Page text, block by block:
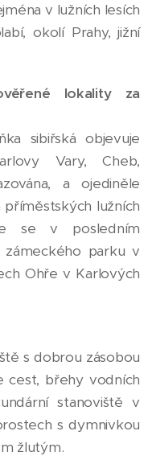
v lužních lesích
okolí Prahy, jižní
lokality za
sibiřská objevuje
Vary, Cheb,
a ojediněle
lužních
se v posledním
parku v
Ohře v Karlových
s dobrou zásobou
cest, břehy vodních
stanoviště v
s dymnivkou
žlutým.